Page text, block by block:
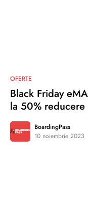
OFERTE
Black Friday
la 50%
BoardingPass
10 noiembrie 2023